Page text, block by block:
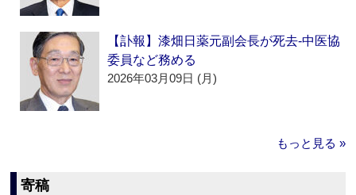
【訃報】漆畑日薬元副会長が死去‐中医協
委員など務める
2026年03月09日 (月)
もっと見る »
寄稿